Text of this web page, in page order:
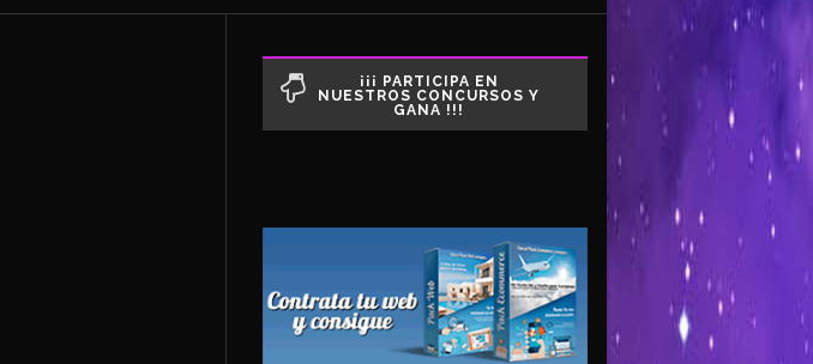
¡¡¡ PARTICIPA EN
NUESTROS CONCURSOS Y
GANA !!!